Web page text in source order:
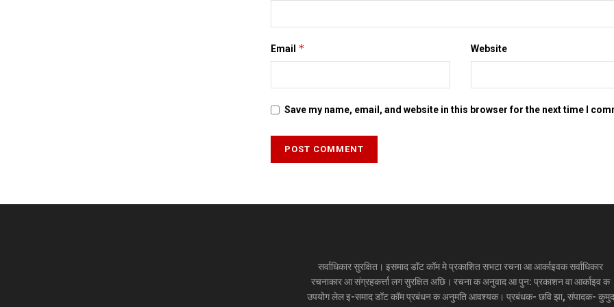
Email * Website
Save my name, email, and website in this browser for the next time I
सर्वाधिकार सुरक्षित। इसमाद डॉट कॉम मे प्रकाशित सभटा रचना आ आर्काइवक सर्वाधिकार
रचनाकार आ संग्रहकर्त्ता लग सुरक्षित अछि। रचना क अनुवाद आ पुन: प्रकाशन वा आर्काइव क
उपयोग लेल इ-समाद डॉट कॉम प्रबंधन क अनुमति आवश्यक। प्रबंधक- छवि झा, संपादक- कुमुद